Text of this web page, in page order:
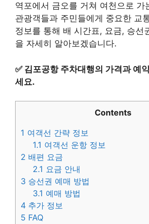
역포에서 금오를 거쳐 여천으로 가
관광객들과 주민들에게 중요한 교
정보를 통해 배 시간표, 요금, 승선
을 자세히 알아보겠습니다.
✅ 김포공항 주차대행의 가격과 예
세요.
Contents
1 여객선 간략 정보
1.1 여객선 운항 정보
2 배편 요금
2.1 요금 안내
3 승선권 예매 방법
3.1 예매 방법
4 추가 정보
5 FAQ